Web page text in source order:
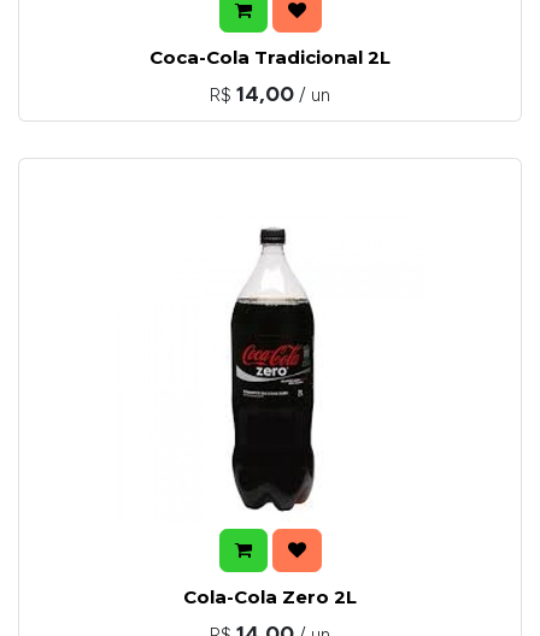
Coca-Cola Tradicional 2L
R$ 14,00 / un
Cola-Cola Zero 2L